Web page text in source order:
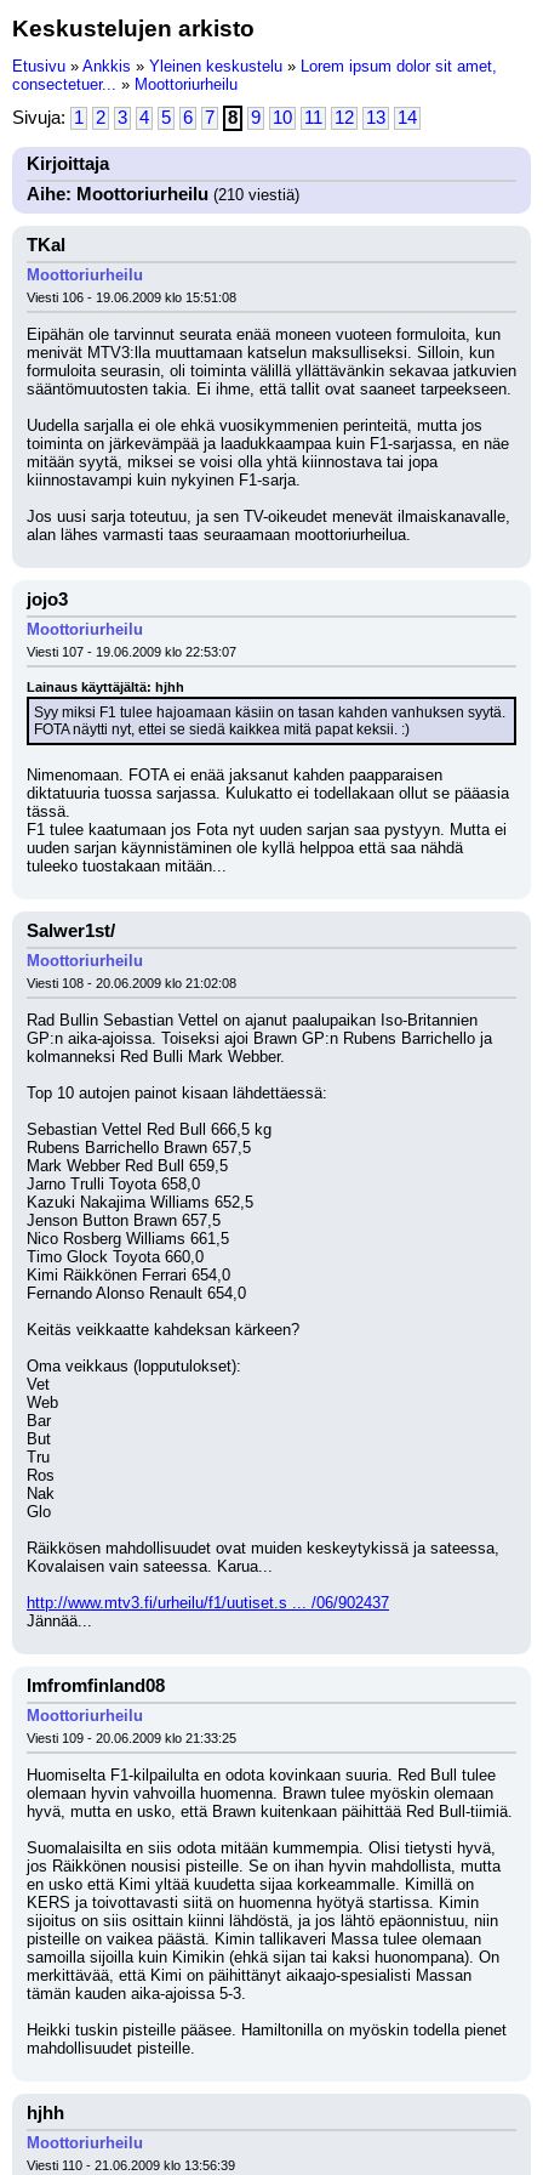
Keskustelujen arkisto
Etusivu » Ankkis » Yleinen keskustelu » Lorem ipsum dolor sit amet,
consectetuer... » Moottoriurheilu
Sivuja: 1 2 3 4 5 6 7 8 9 10 11 12 13 14
Kirjoittaja
Aihe: Moottoriurheilu (210 viestiä)
TKal
Moottoriurheilu
Viesti 106 - 19.06.2009 klo 15:51:08
Eipähän ole tarvinnut seurata enää moneen vuoteen formuloita, kun
menivät MTV3:lla muuttamaan katselun maksulliseksi. Silloin, kun
formuloita seurasin, oli toiminta välillä yllättävänkin sekavaa jatkuvien
sääntömuutosten takia. Ei ihme, että tallit ovat saaneet tarpeekseen.
Uudella sarjalla ei ole ehkä vuosikymmenien perinteitä, mutta jos
toiminta on järkevämpää ja laadukkaampaa kuin F1-sarjassa, en näe
mitään syytä, miksei se voisi olla yhtä kiinnostava tai jopa
kiinnostavampi kuin nykyinen F1-sarja.
Jos uusi sarja toteutuu, ja sen TV-oikeudet menevät ilmaiskanavalle,
alan lähes varmasti taas seuraamaan moottoriurheilua.
jojo3
Moottoriurheilu
Viesti 107 - 19.06.2009 klo 22:53:07
Lainaus käyttäjältä: hjhh
Syy miksi F1 tulee hajoamaan käsiin on tasan kahden vanhuksen syytä.
FOTA näytti nyt, ettei se siedä kaikkea mitä papat keksii. :)
Nimenomaan. FOTA ei enää jaksanut kahden paapparaisen
diktatuuria tuossa sarjassa. Kulukatto ei todellakaan ollut se pääasia
tässä.
F1 tulee kaatumaan jos Fota nyt uuden sarjan saa pystyyn. Mutta ei
uuden sarjan käynnistäminen ole kyllä helppoa että saa nähdä
tuleeko tuostakaan mitään...
Salwer1st/
Moottoriurheilu
Viesti 108 - 20.06.2009 klo 21:02:08
Rad Bullin Sebastian Vettel on ajanut paalupaikan Iso-Britannien
GP:n aika-ajoissa. Toiseksi ajoi Brawn GP:n Rubens Barrichello ja
kolmanneksi Red Bulli Mark Webber.
Top 10 autojen painot kisaan lähdettäessä:
Sebastian Vettel Red Bull 666,5 kg
Rubens Barrichello Brawn 657,5
Mark Webber Red Bull 659,5
Jarno Trulli Toyota 658,0
Kazuki Nakajima Williams 652,5
Jenson Button Brawn 657,5
Nico Rosberg Williams 661,5
Timo Glock Toyota 660,0
Kimi Räikkönen Ferrari 654,0
Fernando Alonso Renault 654,0
Keitäs veikkaatte kahdeksan kärkeen?
Oma veikkaus (lopputulokset):
Vet
Web
Bar
But
Tru
Ros
Nak
Glo
Räikkösen mahdollisuudet ovat muiden keskeytykissä ja sateessa,
Kovalaisen vain sateessa. Karua...
http://www.mtv3.fi/urheilu/f1/uutiset.s ... /06/902437
Jännää...
Imfromfinland08
Moottoriurheilu
Viesti 109 - 20.06.2009 klo 21:33:25
Huomiselta F1-kilpailulta en odota kovinkaan suuria. Red Bull tulee
olemaan hyvin vahvoilla huomenna. Brawn tulee myöskin olemaan
Suomalaisilta en siis odota mitään kummempia. Olisi tietysti hyvä,
jos Räikkönen nousisi pisteille. Se on ihan hyvin mahdollista, mutta
en usko että Kimi yltää kuudetta sijaa korkeammalle. Kimillä on
KERS ja toivottavasti siitä on huomenna hyötyä startissa. Kimin
sijoitus on siis osittain kiinni lähdöstä, ja jos lähtö epäonnistuu, niin
pisteille on vaikea päästä. Kimin tallikaveri Massa tulee olemaan
samoilla sijoilla kuin Kimikin (ehkä sijan tai kaksi huonompana). On
merkittävää, että Kimi on päihittänyt aikaajo-spesialisti Massan
tämän kauden aika-ajoissa 5-3.
Heikki tuskin pisteille pääsee. Hamiltonilla on myöskin todella pienet
mahdollisuudet pisteille.
hjhh
Moottoriurheilu
Viesti 110 - 21.06.2009 klo 13:56:39